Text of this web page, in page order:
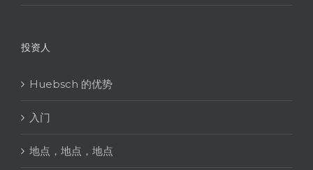
投资人
Huebsch 的优势
入门
地点，地点，地点